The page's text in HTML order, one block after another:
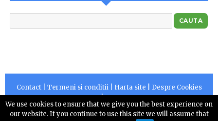
Contact| Termeni si conditii| Harta site
Despre Cookies
|RSS
Copyright © 2026 |Centruldepresa.ro este operator de
We use cookies to ensure that we give you the best experience on
our website. If you continue to use this site we will assume that